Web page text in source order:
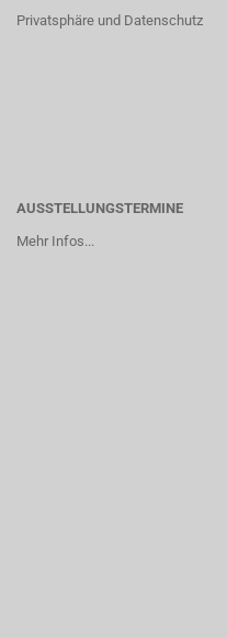
Privatsphäre und Datenschutz
AUSSTELLUNGSTERMINE
Mehr Infos...